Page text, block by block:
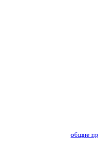
общие